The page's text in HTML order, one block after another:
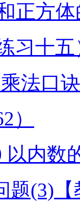
正方
习十五
法口
）
以内数
题(3)